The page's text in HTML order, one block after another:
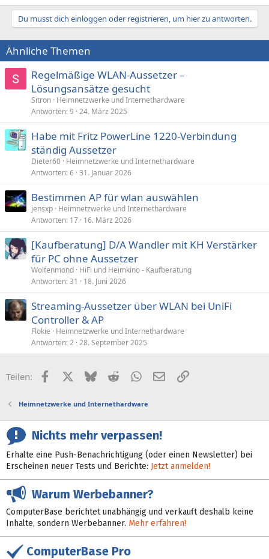
Du musst dich einloggen oder registrieren, um hier zu antworten.
Ähnliche Themen
Regelmäßige WLAN-Aussetzer –
Lösungsansätze gesucht
Sitron Heimnetzwerke und Internethardware
Antworten 9 24. März 2025
Habe mit Fritz PowerLine 1220-Verbindung
ständig Aussetzer
Dieter60 Heimnetzwerke und Internethardware
Antworten 6 31. Januar 2026
Bestimmen AP für wlan auswählen
jensxp Heimnetzwerke und Internethardware
Antworten 17 16. März 2026
[Kaufberatung] D/A Wandler mit KH Verstärker
für PC ohne Aussetzer
Wolfenmond HiFi und Heimkino - Kaufberatung
Antworten 31 18. Juni 2026
Streaming-Aussetzer über WLAN bei UniFi
Controller & AP
Flokie
Heimnetzwerke und Internethardware
Antworten 2 28. September 2025
Teilen: FacebookX (Twitter)
BlueskyRedditWhatsApp
E-MailLink
Heimnetzwerke und Internethardware
Nichts mehr verpassen!
Erhalte eine Push-Benachrichtigung (oder einen Newsletter) bei
Erscheinen neuer Tests und Berichte: Jetzt anmelden!
Warum Werbebanner?
ComputerBase berichtet unabhängig und verkauft deshalb keine
Inhalte, sondern Werbebanner. Mehr erfahren!
ComputerBase Pro